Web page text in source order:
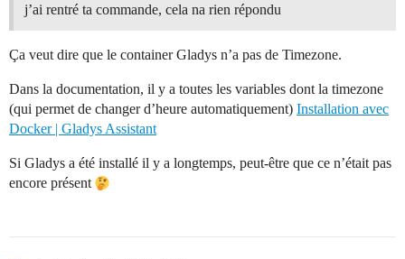
j’ai rentré ta commande, cela na rien répondu
Ça veut dire que le container Gladys n’a pas de Timezone.
Dans la documentation, il y a toutes les variables dont la timezone
(qui permet de changer d’heure automatiquement) Installation avec
Docker | Gladys Assistant
Si Gladys a été installé il y a longtemps, peut-être que ce n’était pas
encore présent